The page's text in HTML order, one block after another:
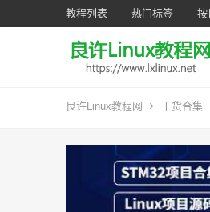
教程列表 热门标签 按
良许Linux教程网 干货合集